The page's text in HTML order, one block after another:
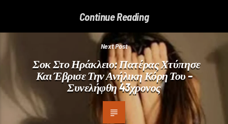
Continue Reading
Next Post
Σοκ Στο Ηράκλειο: Πατέρας Χτύπησε
Και Έβρισε Την Ανήλικη Κόρη Του –
Συνελήφθη 43χρονος